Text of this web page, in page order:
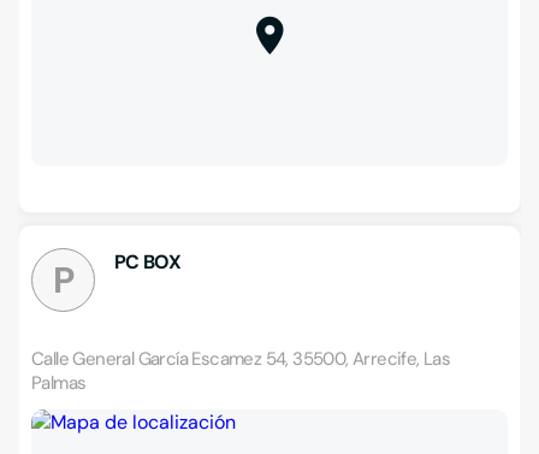
P PC BOX
Calle General García Escamez 54, 35500, Arrecife, Las
Palmas